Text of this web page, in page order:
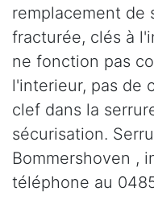
remplacement de
fracturée, clés à
ne fonction pas
l'interieur, pas de
clef dans la
sécurisation.
Bommershoven ,
téléphone au